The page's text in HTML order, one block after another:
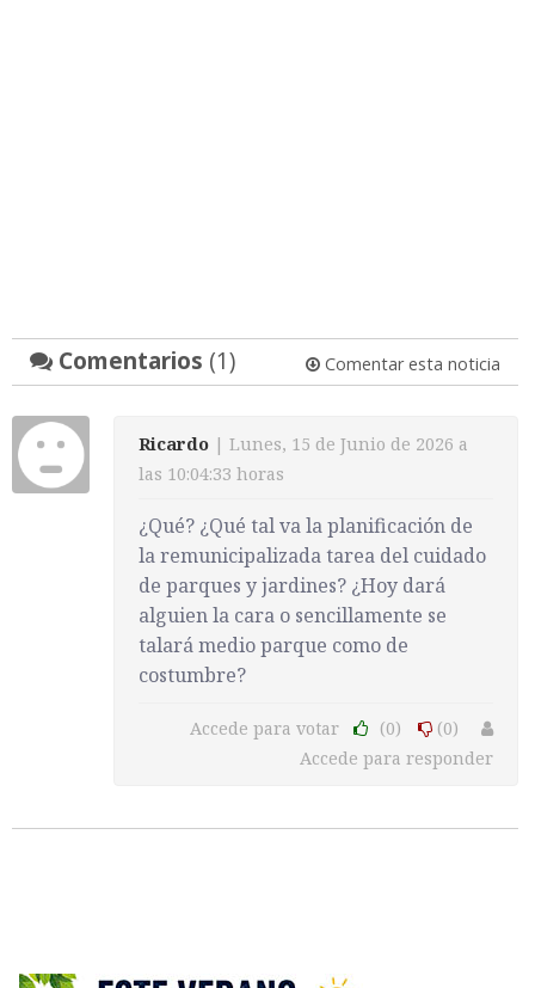
Comentarios (1) Comentar esta noticia
Ricardo | Lunes, 15 de Junio de 2026 a
las 10:04:33 horas
¿Qué? ¿Qué tal va la planificación de
la remunicipalizada tarea del cuidado
de parques y jardines? ¿Hoy dará
alguien la cara o sencillamente se
talará medio parque como de
costumbre?
Accede para votar (0)
(0)
Accede para responder